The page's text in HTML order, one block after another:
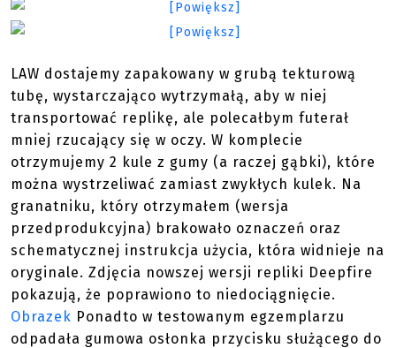
LAW dostajemy zapakowany w grubą tekturową
tubę, wystarczająco wytrzymałą, aby w niej
transportować replikę, ale polecałbym futerał
mniej rzucający się w oczy. W komplecie
otrzymujemy 2 kule z gumy (a raczej gąbki), które
można wystrzeliwać zamiast zwykłych kulek. Na
granatniku, który otrzymałem (wersja
przedprodukcyjna) brakowało oznaczeń oraz
schematycznej instrukcja użycia, która widnieje na
oryginale. Zdjęcia nowszej wersji repliki Deepfire
pokazują, że poprawiono to niedociągnięcie.
Obrazek Ponadto w testowanym egzemplarzu
odpadała gumowa osłonka przycisku służącego do